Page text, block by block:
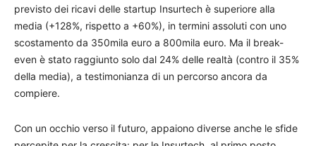
previsto dei ricavi delle startup Insurtech è superiore alla
media (+128%, rispetto a +60%), in termini assoluti con uno
scostamento da 350mila euro a 800mila euro. Ma il break-
even è stato raggiunto solo dal 24% delle realtà (contro il 35%
della media), a testimonianza di un percorso ancora da
compiere.
Con un occhio verso il futuro, appaiono diverse anche le sfide